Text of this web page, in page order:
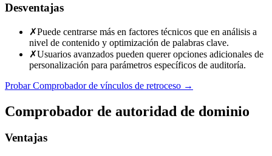
Desventajas
✗Puede centrarse más en factores técnicos que en análisis a
nivel de contenido y optimización de palabras clave.
✗Usuarios avanzados pueden querer opciones adicionales de
personalización para parámetros específicos de auditoría.
Probar Comprobador de vínculos de retroceso →
Comprobador de autoridad de dominio
Ventajas